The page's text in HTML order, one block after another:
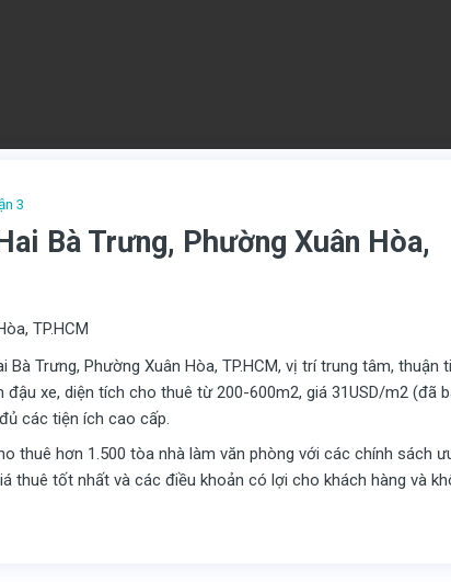
3
Bà Trưng, Phường Xuân Hòa,
TP.HCM
Trưng, Phường Xuân Hòa, TP.HCM, vị trí trung tâm, thuận
đậu xe, diện tích cho thuê từ 200-600m2, giá 31USD/m2 (đã
các tiện ích cao cấp.
thuê hơn 1.500 tòa nhà làm văn phòng với các chính sách
thuê tốt nhất và các điều khoản có lợi cho khách hàng và